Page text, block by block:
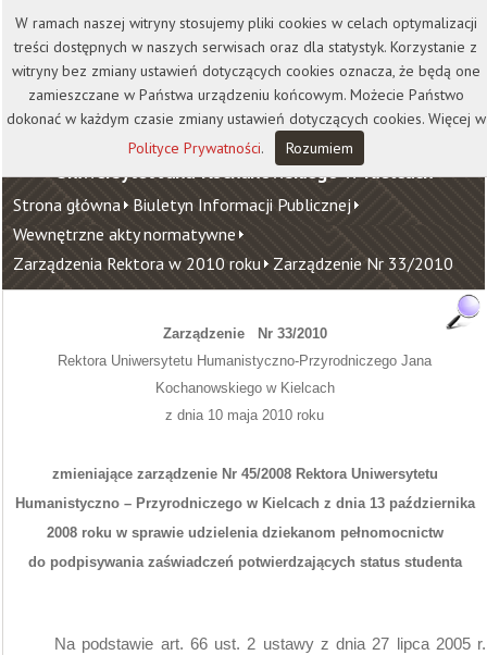
Kontakt Biblioteka
Wydawnictwo
Wirtualna Uczelnia
Uniwersytet Jana Kochanowskiego w Kielcach
Strona główna Biuletyn Informacji Publicznej
Wewnętrzne akty normatywne
Zarządzenia Rektora w 2010 roku Zarządzenie Nr 33/2010
Zarządzenie
Nr 33/2010
Rektora Uniwersytetu Humanistyczno-Przyrodniczego Jana
Kochanowskiego w Kielcach
z dnia 10 maja 2010 roku
zmieniające zarządzenie Nr 45/2008 Rektora Uniwersytetu
Humanistyczno – Przyrodniczego w Kielcach z dnia 13 października
2008 roku w sprawie udzielenia dziekanom pełnomocnictw
do podpisywania zaświadczeń potwierdzających status studenta
Na podstawie art. 66 ust. 2 ustawy z dnia 27 lipca 2005 r.
W ramach naszej witryny stosujemy pliki cookies w celach optymalizacji
treści dostępnych w naszych serwisach oraz dla statystyk. Korzystanie z
witryny bez zmiany ustawień dotyczących cookies oznacza, że będą one
zamieszczane w Państwa urządzeniu końcowym. Możecie Państwo
dokonać w każdym czasie zmiany ustawień dotyczących cookies. Więcej w
Polityce Prywatności. Rozumiem